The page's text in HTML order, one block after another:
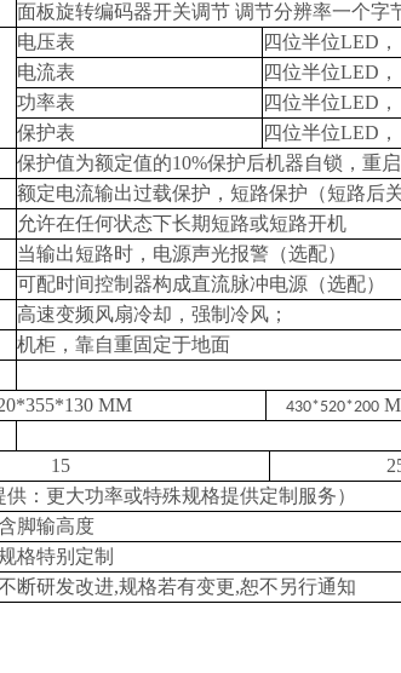
面板旋转编码器开关调节 调节分辨率一个字
电压表
四位半位LED
电流表
四位半位LED
功率表
四位半位LED
保护表
四位半位LED
保护值为额定值的10%保护后机器自锁，重
额定电流输出过载保护，短路保护（短路后
允许在任何状态下长期短路或短路开机
当输出短路时，电源声光报警（选配）
可配时间控制器构成直流脉冲电源（选配）
高速变频风扇冷却，强制冷风；
机柜，靠自重固定于地面
MM
430*520*200
15
： 更大功率或特殊规格提供定制服务）
脚输高度
格特别定制
断研发改进,规格若有变更,恕不另行通知